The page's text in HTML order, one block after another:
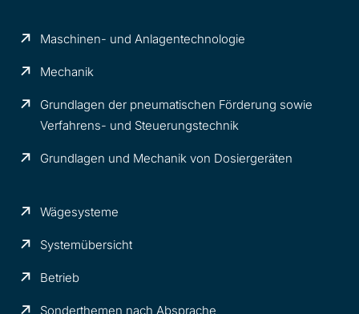
Maschinen- und Anlagentechnologie
Mechanik
Grundlagen der pneumatischen Förderung sowie
Verfahrens- und Steuerungstechnik
Grundlagen und Mechanik von Dosiergeräten
Wägesysteme
Systemübersicht
Betrieb
Sonderthemen nach Absprache